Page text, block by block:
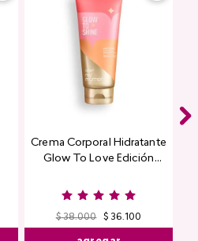
Crema Corporal Hidratante
Glow To Love Edición
$ 38.000 $ 36.100